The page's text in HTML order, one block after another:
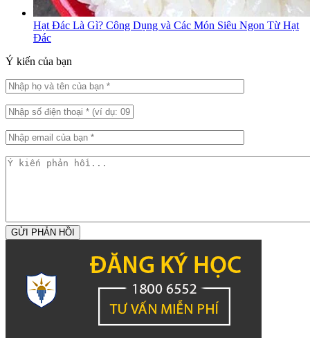
Hạt Đác Là Gì? Công Dụng và Các Món Siêu Ngon Từ Hạt
Đác
Ý kiến của bạn
GỬI PHẢN HỒI